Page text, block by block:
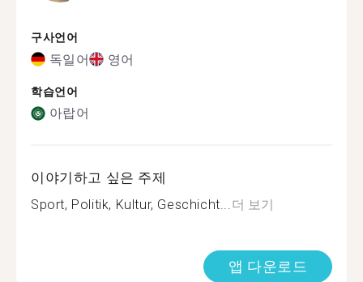
구사언어
독일어 영어
학습언어
아랍어
이야기하고 싶은 주제
Sport, Politik, Kultur, Geschicht...더 보기
앱 다운로드